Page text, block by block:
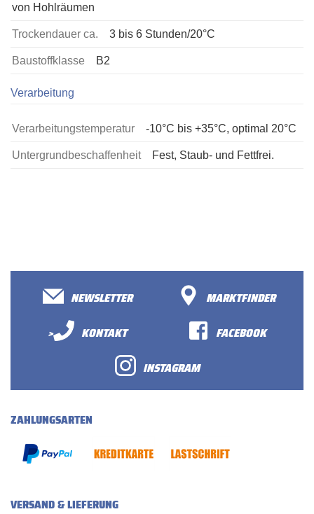
von Hohlräumen
Trockendauer ca. 3 bis 6 Stunden/20°C
Baustoffklasse B2
Verarbeitung
Verarbeitungstemperatur -10°C bis +35°C, optimal 20°C
Untergrundbeschaffenheit Fest, Staub- und Fettfrei.
NEWSLETTER
MARKTFINDER
>
KONTAKT
FACEBOOK
INSTAGRAM
ZAHLUNGSARTEN
VERSAND & LIEFERUNG